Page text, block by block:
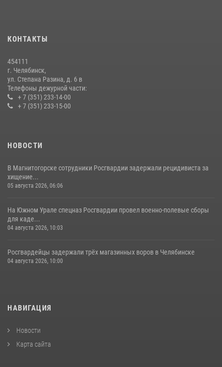
08 июля 2026, 12:05
КОНТАКТЫ
454111
г. Челябинск,
ул. Степана Разина, д. 6 в
Телефоны дежурной части:
+ 7 (351) 233-14-00
+ 7 (351) 233-15-00
НОВОСТИ
В Магнитогорске сотрудники Росгвардии задержали рецидивиста за
хищение...
05 августа 2026, 06:06
На Южном Урале спецназ Росгвардии провел военно-полевые сборы
для каде...
04 августа 2026, 10:03
Росгвардейцы задержали трёх магазинных воров в Челябинске
04 августа 2026, 10:00
НАВИГАЦИЯ
Новости
Карта сайта